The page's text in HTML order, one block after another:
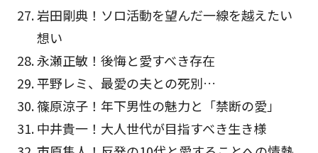
岩田剛典！ソロ活動を望んだ一線を越えたい
想い
永瀬正敏！後悔と愛すべき存在
平野レミ、最愛の夫との死別…
篠原涼子！年下男性の魅力と「禁断の愛」
中井貴一！大人世代が目指すべき生き様